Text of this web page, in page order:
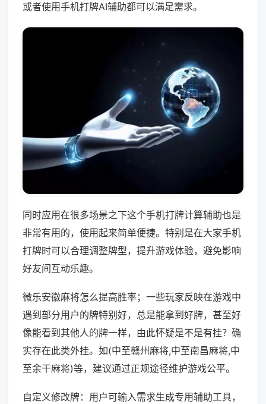
或者使用手机打牌AI辅助都可以满足需求。
同时应用在很多场景之下这个手机打牌计算辅助也是
非常有用的，使用起来简单便捷。特别是在大家手机
打牌时可以合理调整牌型，提升游戏体验，避免影响
好友间互动乐趣。
微乐安徽麻将怎么提高胜率；一些玩家反映在游戏中
遇到部分用户的牌特别好，总是能拿到好牌，甚至好
像能看到其他人的牌一样，由此怀疑是不是有挂？确
实存在此类外挂。如(中至赣州麻将,中至南昌麻将,中
至余干麻将)等，建议通过正规途径维护游戏公平。
自定义修改牌：用户可输入需求生成专用辅助工具，